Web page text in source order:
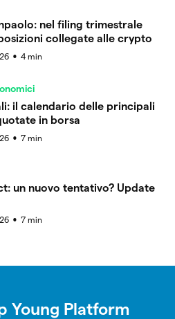
nel filing trimestrale
collegate alle crypto
● 4 min
il calendario delle principali
in borsa
● 7 min
un nuovo tentativo? Update
● 7 min
Young Platform